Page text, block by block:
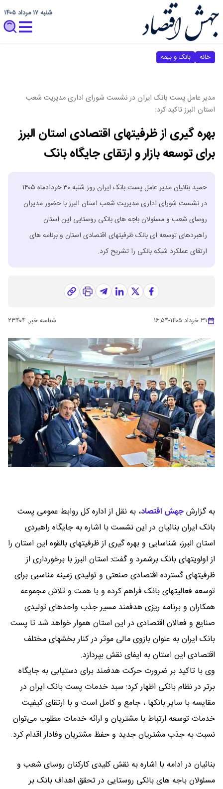
شنبه ۱۷ مرداد ۱۴۰۵
خانه بانک و بیمه
مدیر عامل پست بانک ایران در نشست شورای اداری مدیریت شعب
استان البرز تاکید کرد:
بهره گیری از ظرفیتهای اقتصادی استان البرز
برای توسعه بازار و ارتقای جایگاه بانک
حمید بنائیان مدیر عامل پست بانک ایران روز شنبه ۳۰ خردادماه ۱۴۰۵
در نشست شورای اداری مدیریت شعب استان البرز با حضور مدیران
روسای شعب و مسئولان باجه های بانکی روستایی این استان
راهبردهای توسعه ای بانک ظرفیتهای اقتصادی استان و برنامه های
ارتقای عملکرد شبکه بانکی را تشریح کرد.
۳۱ خرداد ۱۴۰۵ -۱۶:۵۴ شناسه خبر: ۲۳۴۰۴
به گزارشجهش اقتصاد، به نقل از اداره کل روابط عمومی پست
بانک ایران بنائیان در این نشست با اشاره به جایگاه راهبردی
استان البرز، شناسایی و بهره گیری از ظرفیتهای بالقوه این استان را
از اولویتهای بانک برشمرد و گفت: استان البرز با برخورداری از
ظرفیتهای گسترده اقتصادی صنعتی و تولیدی زمینه مناسبی برای
توسعه فعالیتهای بانک فراهم کرده و با همت و تلاش مجموعه
همکاران و برنامه ریزی هدفمند مسیر جذب واحدهای تولیدی
صنایع و فعالان اقتصادی در این استان هموار خواهد شد تا پست
بانک ایران به عنوان بازوی مالی موثر در کنار بخشهای مختلف
اقتصادی این استان به ایفای نقش بپردازد.
وی با تاکید بر ضرورت حرکت هدفمند برای دستیابی به جایگاه
برتر در نظام بانکی اظهار کرد: سبد خدمات پست بانک ایران در
مقایسه با سایر بانکها ، جامع و کامل است و با ارتقای کیفیت
خدمات توسعه ارتباط با مشتریان و ارائه خدمات مطلوب می‌توان
نسبت به جذب مشتریان جدید و حفظ مشتریان وفادار اقدام کرد.
بنائیان در ادامه با اشاره به نقش کلیدی کارکنان روسای شعب و
مسئولان باجه های بانکی روستایی در تحقق اهداف بانک بر